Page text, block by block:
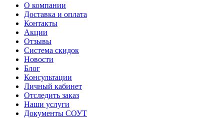
О компании
Доставка и оплата
Контакты
Акции
Отзывы
Система скидок
Новости
Блог
Консультации
Личный кабинет
Отследить заказ
Наши услуги
Документы СОУТ